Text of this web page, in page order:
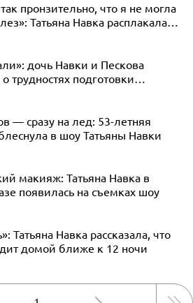
пронзительно, что я не могла
Татьяна Навка расплакалась
периоде»
дочь Навки и Пескова
о трудностях подготовки
шоу
— сразу на лед: 53-летняя
в шоу Татьяны Навки
макияж: Татьяна Навка в
появилась на съемках шоу
Татьяна Навка рассказала, что
домой ближе к 12 ночи